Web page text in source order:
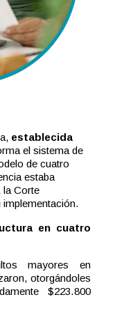
establecida
el sistema de
de cuatro
estaba
la Corte
en cuatro
mayores en
otorgándoles
$223.800